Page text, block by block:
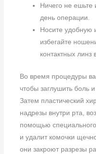
Ничего не ешьте
день операции.
Носите удобную
избегайте
контактных линз
Во время процедуры
чтобы заглушить боль
Затем пластический
надрезы внутри рта,
помощью специального
и удалит комочки
они закроют разрезы